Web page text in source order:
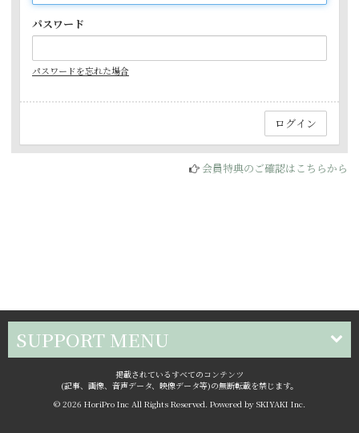
パスワード
パスワードを忘れた場合
会員特典のご確認はこちらから
SUPPORT MENU
掲載されているすべてのコンテンツ
(記事、画像、音声データ、映像データ等)の無断転載を禁じます。
© 2026 HoriPro Inc All Rights Reserved. Powered by SKIYAKI Inc.